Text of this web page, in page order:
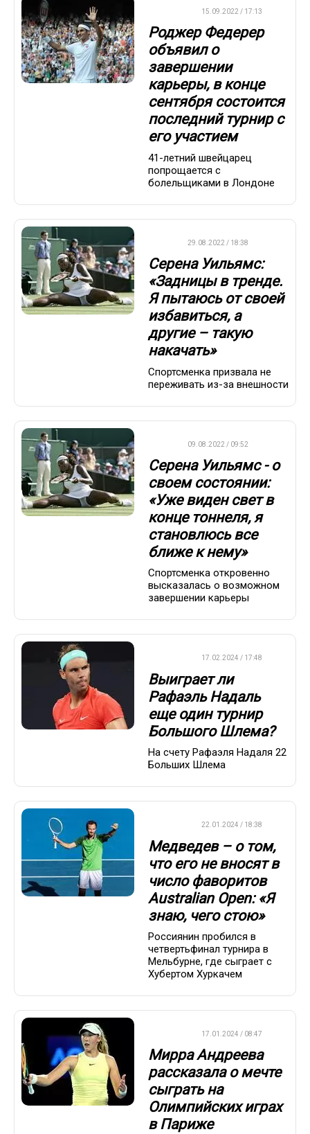
15.09.2022 / 17:13
Роджер Федерер
объявил о
завершении
карьеры, в конце
сентября состоится
последний турнир с
его участием
41-летний швейцарец
попрощается с
болельщиками в Лондоне
29.08.2022 / 18:38
Серена Уильямс:
«Задницы в тренде.
Я пытаюсь от своей
избавиться, а
другие – такую
накачать»
Спортсменка призвала не
переживать из-за внешности
09.08.2022 / 09:52
Серена Уильямс - о
своем состоянии:
«Уже виден свет в
конце тоннеля, я
становлюсь все
ближе к нему»
Спортсменка откровенно
высказалась о возможном
завершении карьеры
17.02.2024 / 17:48
Выиграет ли
Рафаэль Надаль
еще один турнир
Большого Шлема?
На счету Рафаэля Надаля 22
Больших Шлема
22.01.2024 / 18:38
Медведев – о том,
что его не вносят в
число фаворитов
Australian Open: «Я
знаю, чего стою»
Россиянин пробился в
четвертьфинал турнира в
Мельбурне, где сыграет с
Хубертом Хуркачем
17.01.2024 / 08:47
Мирра Андреева
рассказала о мечте
сыграть на
Олимпийских играх
в Париже